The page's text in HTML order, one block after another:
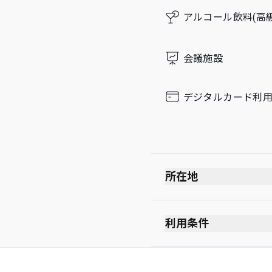
アルコール飲料(高
会議施設
デジタルカード利
所在地
出発ロビー
保安検査を受けた後
利用条件
禁煙(電子タバコを含